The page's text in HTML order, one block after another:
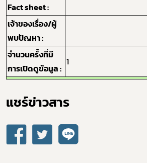
Fact sheet :
เจ้าของเรื่อง/ผู้
พบปัญหา :
จำนวนครั้งที่มี
การเปิดดูข้อมูล :
1
แชร์ข่าวสาร​
กฎหมาย